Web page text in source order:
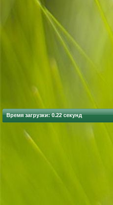
Время загрузки: 0.22 секунд